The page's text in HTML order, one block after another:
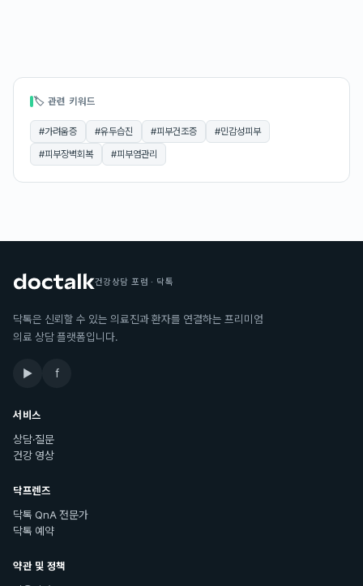
🏷 관련 키워드
#가려움증 #유두습진 #피부건조증 #민감성피부
#피부장벽회복 #피부염관리
건강상담 포럼 · 닥톡
닥톡은 신뢰할 수 있는 의료진과 환자를 연결하는 프리미엄
의료 상담 플랫폼입니다.
▶ f
서비스
상담·질문
건강 영상
닥프렌즈
닥톡 QnA 전문가
닥톡 예약
약관 및 정책